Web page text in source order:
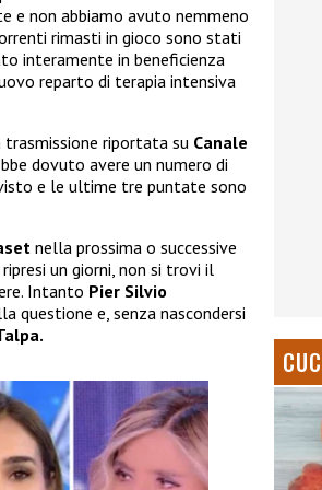
e non abbiamo avuto nemmeno
rimasti in gioco sono stati
interamente in beneficienza
reparto di terapia intensiva
trasmissione riportata su Canale
dovuto avere un numero di
e le ultime tre puntate sono
nella prossima o successive
un giorni, non si trovi il
Intanto Pier Silvio
questione e, senza nascondersi